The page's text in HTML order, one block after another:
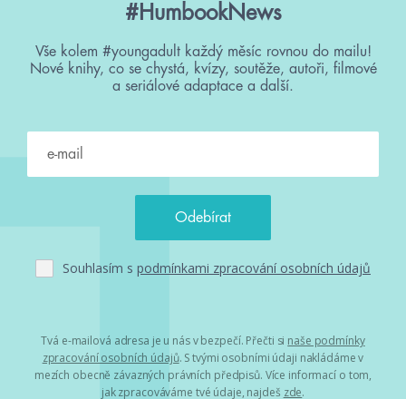
#HumbookNews
Vše kolem #youngadult každý měsíc rovnou do mailu!
Nové knihy, co se chystá, kvízy, soutěže, autoři, filmové
a seriálové adaptace a další.
Souhlasím s podmínkami zpracování osobních údajů
Tvá e-mailová adresa je u nás v bezpečí. Přečti si naše podmínky
zpracování osobních údajů. S tvými osobními údaji nakládáme v
mezích obecně závazných právních předpisů. Více informací o tom,
jak zpracováváme tvé údaje, najdeš zde.